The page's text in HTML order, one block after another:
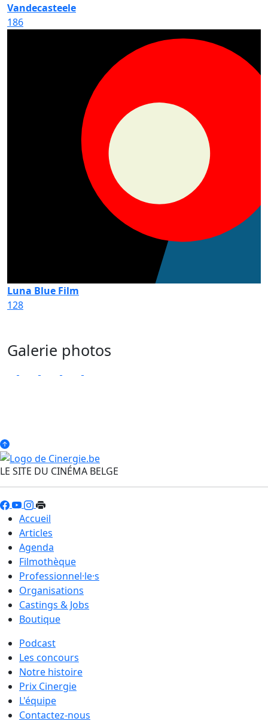
Vandecasteele
186
Luna Blue Film
128
Galerie photos
LE SITE DU CINÉMA BELGE
Accueil
Articles
Agenda
Filmothèque
Professionnel·le·s
Organisations
Castings & Jobs
Boutique
Podcast
Les concours
Notre histoire
Prix Cinergie
L'équipe
Contactez-nous